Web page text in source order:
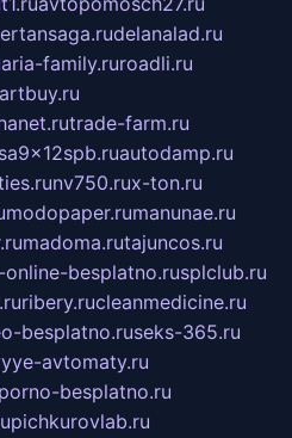
delanalad.ru
aria-family.ruroadli.ru
trade-farm.ru
autodamp.ru
nv750.rux-ton.ru
modopaper.rumanunae.ru
madoma.rutajuncos.ru
besplatno.rusplclub.ru
ribery.rucleanmedicine.ru
besplatno.ruseks-365.ru
avtomaty.ru
besplatno.ru
pichkurovlab.ru